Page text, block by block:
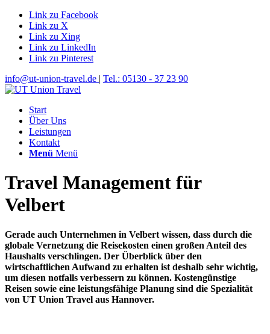
Link zu Facebook
Link zu X
Link zu Xing
Link zu LinkedIn
Link zu Pinterest
info@ut-union-travel.de | Tel.: 05130 - 37 23 90
Start
Über Uns
Leistungen
Kontakt
Menü Menü
Travel Management für
Velbert
Gerade auch Unternehmen in Velbert wissen, dass durch die
globale Vernetzung die Reisekosten einen großen Anteil des
Haushalts verschlingen. Der Überblick über den
wirtschaftlichen Aufwand zu erhalten ist deshalb sehr wichtig,
um diesen notfalls verbessern zu können. Kostengünstige
Reisen sowie eine leistungsfähige Planung sind die Spezialität
von UT Union Travel aus Hannover.